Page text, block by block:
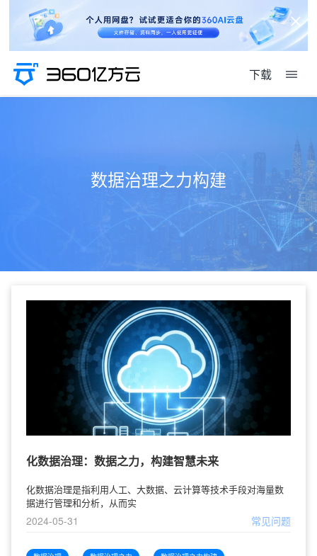
下载
数据治理之力构建
化数据治理：数据之力，构建智慧未来
化数据治理是指利用人工、大数据、云计算等技术手段对海量数
据进行管理和分析，从而实
2024-05-31 常见问题